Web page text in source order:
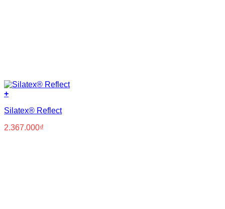
+
Silatex® Reflect
2.367.000₫